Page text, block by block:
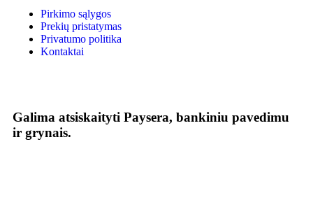
Pirkimo sąlygos
Prekių pristatymas
Privatumo politika
Kontaktai
Galima atsiskaityti Paysera, bankiniu pavedimu
ir grynais.